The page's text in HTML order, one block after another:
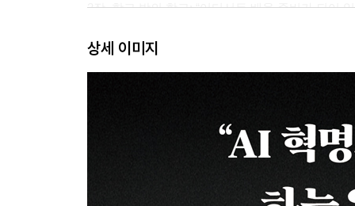
2장. 학교 밖의 학교: “어디서든 배울 준비가 되어
1. 크로마티 채석장이 나의 대학이었다: 휴 밀러
2. 오래된 유리병으로 전기 실험을 시작한 제본공:
5. 마흔에 양조장 옆에서 화학을 시작한 사람: 조지
6. 지금의 나는 내가 만들었다: 험프리 데이비
8. 편견의 벽마저 무너뜨린 관찰의 힘: 에드워드 제
상세 이미지